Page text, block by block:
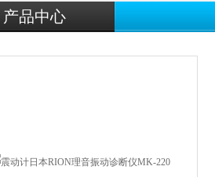
产品中心